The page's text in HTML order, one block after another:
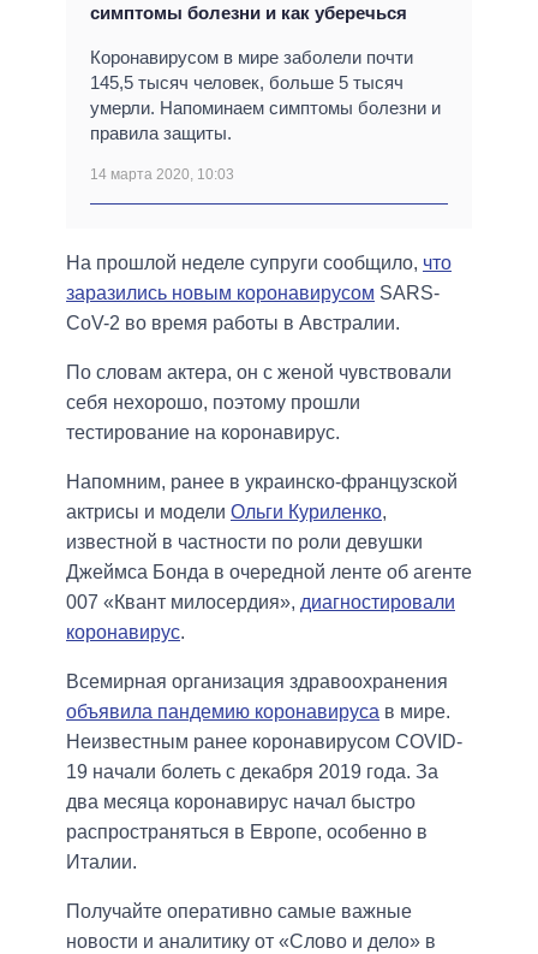
симптомы болезни и как уберечься
Коронавирусом в мире заболели почти
145,5 тысяч человек, больше 5 тысяч
умерли. Напоминаем симптомы болезни и
правила защиты.
14 марта 2020, 10:03
На прошлой неделе супруги сообщило, что
заразились новым коронавирусом SARS-
CoV-2 во время работы в Австралии.
По словам актера, он с женой чувствовали
себя нехорошо, поэтому прошли
тестирование на коронавирус.
Напомним, ранее в украинско-французской
актрисы и модели Ольги Куриленко,
известной в частности по роли девушки
Джеймса Бонда в очередной ленте об агенте
007 «Квант милосердия», диагностировали
коронавирус.
Всемирная организация здравоохранения
объявила пандемию коронавируса в мире.
Неизвестным ранее коронавирусом COVID-
19 начали болеть с декабря 2019 года. За
два месяца коронавирус начал быстро
распространяться в Европе, особенно в
Италии.
Получайте оперативно самые важные
новости и аналитику от «Слово и дело» в